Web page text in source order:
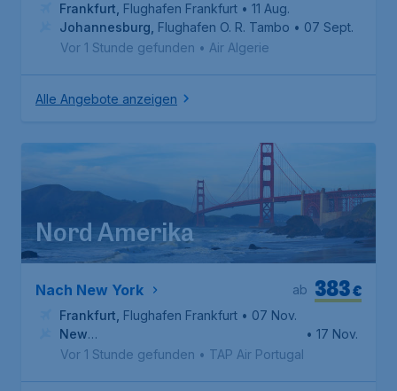
Frankfurt Flughafen Frankfurt • 11 Aug.
Johannesburg Flughafen O. R. Tambo • 07 Sept.
Vor 1 Stunde gefunden • Air Algerie
Alle Angebote anzeigen
Nord Amerika
Nach New York €
383
ab
Frankfurt Flughafen Frankfurt • 07 Nov.
New
York, Internationaler Flughafen John F. Kennedy
• 17 Nov.
Vor 1 Stunde gefunden • TAP Air Portugal